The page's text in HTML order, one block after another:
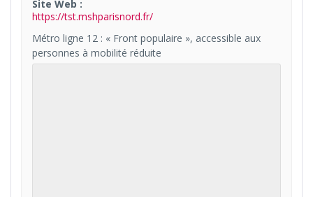
Site Web :
https://tst.mshparisnord.fr/
Métro ligne 12 : « Front populaire », accessible aux
personnes à mobilité réduite